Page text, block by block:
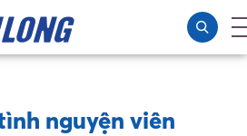
nguyện viên